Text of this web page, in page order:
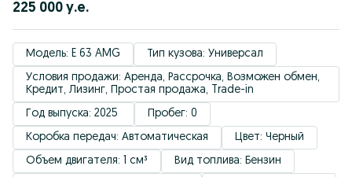
225 000 у.е.
Модель: E 63 AMG
Тип кузова: Универсал
Условия продажи: Аренда, Рассрочка, Возможен обмен,
Кредит, Лизинг, Простая продажа, Trade-in
Год выпуска: 2025
Пробег: 0
Коробка передач: Автоматическая
Цвет: Черный
Объем двигателя: 1 см³
Вид топлива: Бензин